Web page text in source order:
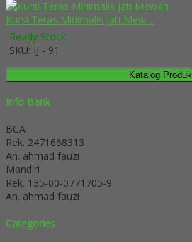
Kursi Teras Minimalis Jati Mew....
Ready Stock
SKU: IJ - 91
Katalog Produk
Info Bank
BCA
Rek. 2471668313
An. ahmad fauzi
Mandiri
Rek. 135-00-0771705-9
An. ahmad fauzi
Categories